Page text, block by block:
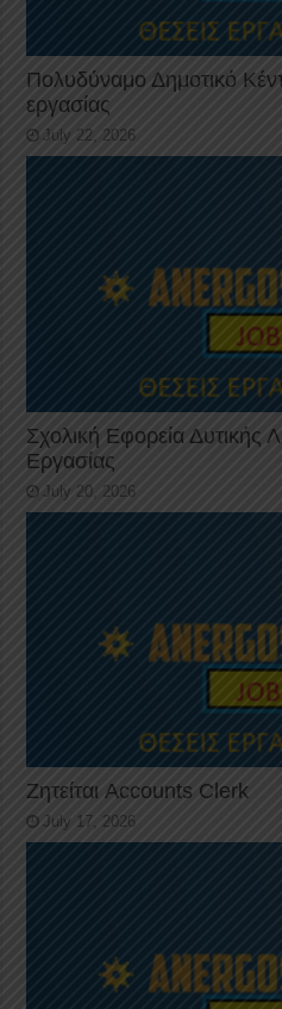
Πολυδύναμο Δημοτικό
εργασίας
July 22, 2026
Σχολική Εφορεία Δυτικής
Εργασίας
July 20, 2026
Ζητείται Accounts Clerk
July 17, 2026